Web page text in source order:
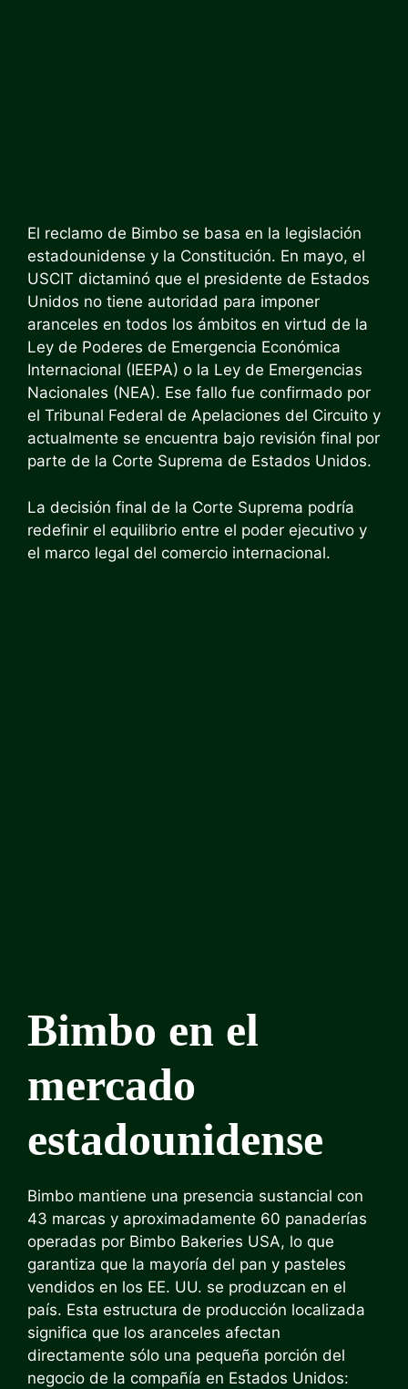
El reclamo de Bimbo se basa en la legislación
estadounidense y la Constitución. En mayo, el
USCIT dictaminó que el presidente de Estados
Unidos no tiene autoridad para imponer
aranceles en todos los ámbitos en virtud de la
Ley de Poderes de Emergencia Económica
Internacional (IEEPA) o la Ley de Emergencias
Nacionales (NEA). Ese fallo fue confirmado por
el Tribunal Federal de Apelaciones del Circuito y
actualmente se encuentra bajo revisión final por
parte de la Corte Suprema de Estados Unidos.
La decisión final de la Corte Suprema podría
redefinir el equilibrio entre el poder ejecutivo y
el marco legal del comercio internacional.
Bimbo en el
mercado
estadounidense
Bimbo mantiene una presencia sustancial con
43 marcas y aproximadamente 60 panaderías
operadas por Bimbo Bakeries USA, lo que
garantiza que la mayoría del pan y pasteles
vendidos en los EE. UU. se produzcan en el
país. Esta estructura de producción localizada
significa que los aranceles afectan
directamente sólo una pequeña porción del
negocio de la compañía en Estados Unidos: